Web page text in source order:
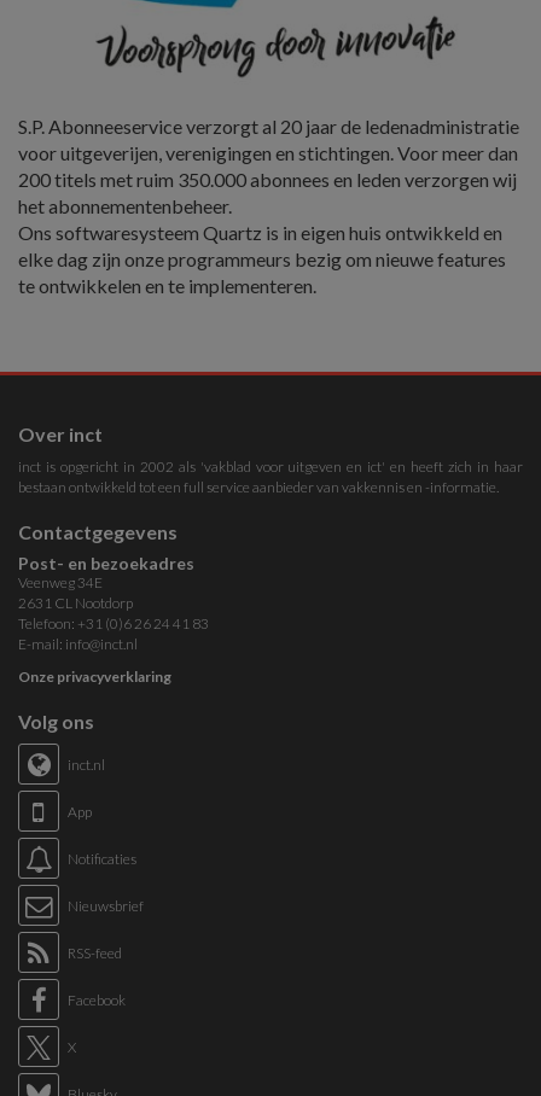
S.P. Abonneeservice verzorgt al 20 jaar de ledenadministratie
voor uitgeverijen, verenigingen en stichtingen. Voor meer dan
200 titels met ruim 350.000 abonnees en leden verzorgen wij
het abonnementenbeheer.
Ons softwaresysteem Quartz is in eigen huis ontwikkeld en
elke dag zijn onze programmeurs bezig om nieuwe features
te ontwikkelen en te implementeren.
Over inct
inct is opgericht in 2002 als 'vakblad voor uitgeven en ict' en heeft zich in haar
bestaan ontwikkeld tot een full service aanbieder van vakkennis en -informatie.
Contactgegevens
Post- en bezoekadres
Veenweg 34E
2631 CL Nootdorp
Telefoon: +31 (0)6 26 24 41 83
E-mail: info@inct.nl
Onze privacyverklaring
Volg ons
inct.nl
App
Notificaties
Nieuwsbrief
RSS-feed
Facebook
X